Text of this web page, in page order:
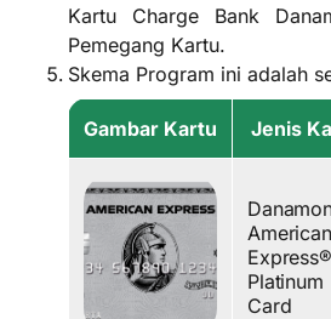
Kartu Charge Bank
Pemegang Kartu.
Skema Program ini adalah
Gambar Kartu Jenis
American
Express®
Platinum
Card